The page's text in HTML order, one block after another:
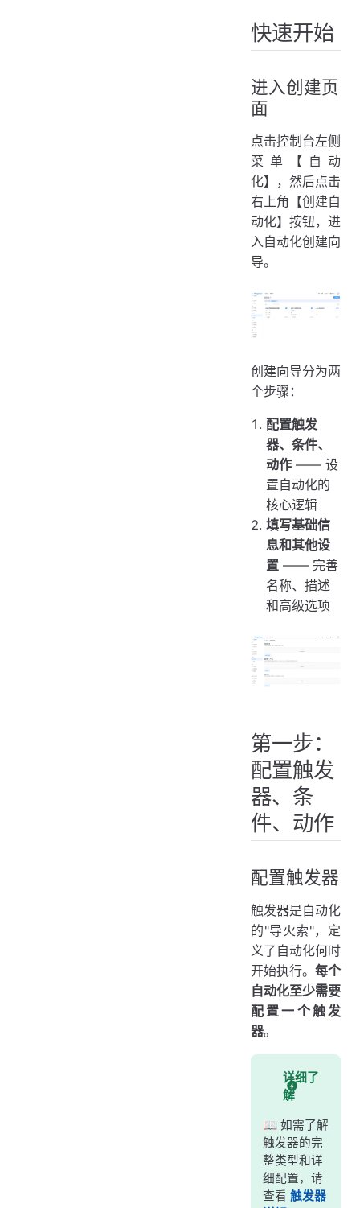
快速开始
进入创建页
面
点击控制台左侧
菜单【自动
化】，然后点击
右上角【创建自
动化】按钮，进
入自动化创建向
导。
创建向导分为两
个步骤：
配置触发
器、条件、
动作 —— 设
置自动化的
核心逻辑
填写基础信
息和其他设
置 —— 完善
名称、描述
和高级选项
第一步：
配置触发
器、条
件、动作
配置触发器
触发器是自动化
的"导火索"，定
义了自动化何时
开始执行。 每个
自动化至少需要
配置一个触发
器。
详细了
解
📖 如需了解
触发器的完
整类型和详
细配置，请
查看 触发器